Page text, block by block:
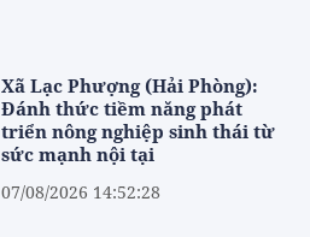
Xã Lạc Phượng (Hải Phòng):
Đánh thức tiềm năng phát
triển nông nghiệp sinh thái từ
sức mạnh nội tại
07/08/2026 14:52:28